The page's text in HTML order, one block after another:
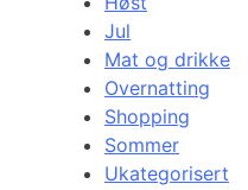
Jul
Mat og drikke
Overnatting
Shopping
Sommer
Ukategorisert